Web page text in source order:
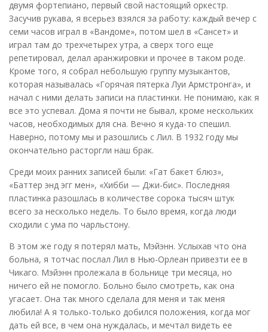
двумя фортепиано, первый свой настоящий оркестр.
Засучив рукава, я всерьез взялся за работу: каждый вечер с
семи часов играл в «Вандоме», потом шел в «Сансет» и
играл там до трехчетырех утра, а сверх того еще
репетировал, делал аранжировки и прочее в таком роде.
Кроме того, я собрал небольшую группу музыкантов,
которая называлась «Горячая пятерка Луи Армстронга», и
начал с ними делать записи на пластинки. Не понимаю, как я
все это успевал. Дома я почти не бывал, кроме нескольких
часов, необходимых для сна. Вечно я куда-то спешил.
Наверно, потому мы и разошлись с Лил. В 1932 году мы
окончательно расторгли наш брак.
Среди моих ранних записей были: «Гат бакет блюз»,
«Баттер энд эгг мен», «Хибби — Джи-бис». Последняя
пластинка разошлась в количестве сорока тысяч штук
всего за несколько недель. То было время, когда люди
сходили с ума по чарльстону.
В этом же году я потерял мать, Мэйэнн. Услыхав что она
больна, я тотчас послал Лил в Нью-Орлеан привезти ее в
Чикаго. Мэйэнн пролежала в больнице три месяца, но
ничего ей не помогло. Больно было смотреть, как она
угасает. Она так много сделала для меня и так меня
любила! А я только-только добился положения, когда мог
дать ей все, в чем она нуждалась, и мечтал видеть ее